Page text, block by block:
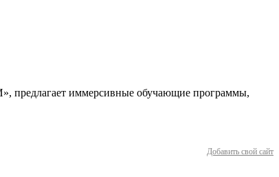
предлагает иммерсивные обучающие программы,
Добавить свой сайт